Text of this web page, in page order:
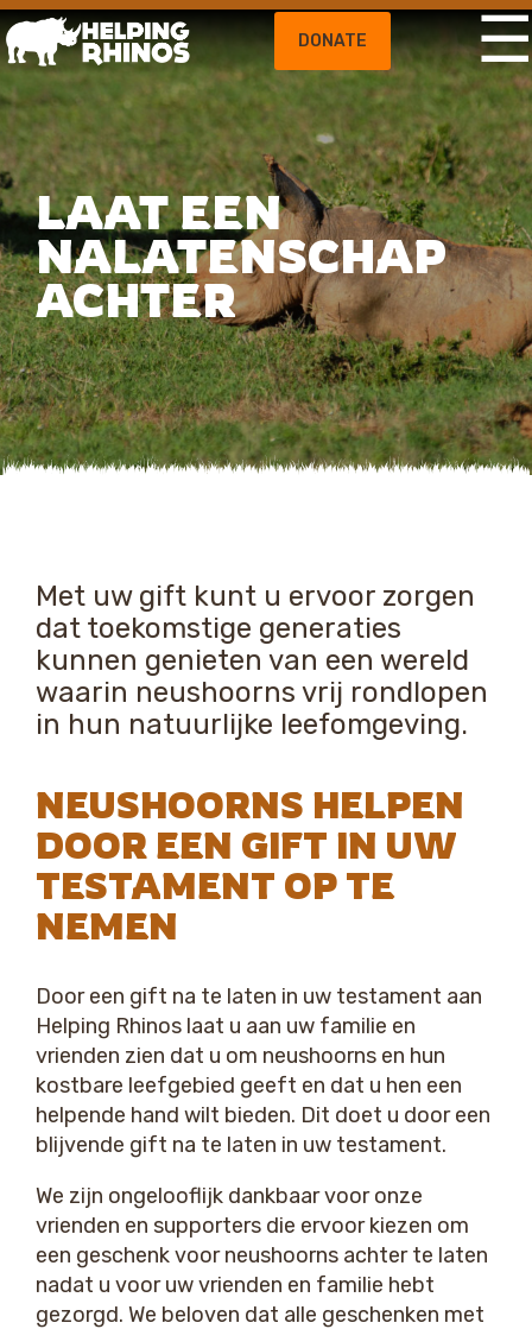
DONATE ☰
LAAT EEN
NALATENSCHAP
ACHTER
Met uw gift kunt u ervoor zorgen
dat toekomstige generaties
kunnen genieten van een wereld
waarin neushoorns vrij rondlopen
in hun natuurlijke leefomgeving.
NEUSHOORNS HELPEN
DOOR EEN GIFT IN UW
TESTAMENT OP TE
NEMEN
Door een gift na te laten in uw testament aan
Helping Rhinos laat u aan uw familie en
vrienden zien dat u om neushoorns en hun
kostbare leefgebied geeft en dat u hen een
helpende hand wilt bieden. Dit doet u door een
blijvende gift na te laten in uw testament.
We zijn ongelooflijk dankbaar voor onze
vrienden en supporters die ervoor kiezen om
een geschenk voor neushoorns achter te laten
nadat u voor uw vrienden en familie hebt
gezorgd. We beloven dat alle geschenken met